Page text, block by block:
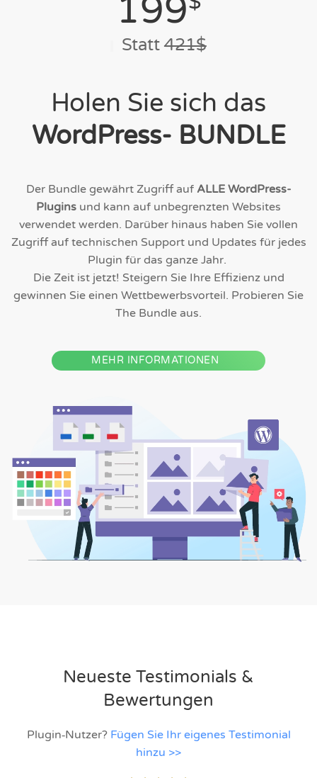
199
Statt 421$
Holen Sie sich das
WordPress- BUNDLE
Der Bundle gewährt Zugriff aufALLE WordPress-
Plugins und kann auf unbegrenzten Websites
verwendet werden. Darüber hinaus haben Sie vollen
Zugriff auf technischen Support und Updates für jedes
Plugin für das ganze Jahr.
Die Zeit ist jetzt! Steigern Sie Ihre Effizienz und
gewinnen Sie einen Wettbewerbsvorteil. Probieren Sie
The Bundle aus.
MEHR INFORMATIONEN
Neueste Testimonials &
Bewertungen
Plugin‑Nutzer? Fügen Sie Ihr eigenes Testimonial
hinzu >>